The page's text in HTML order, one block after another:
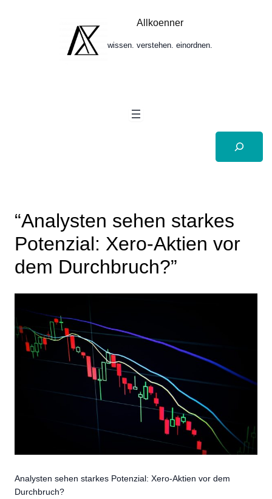
Allkoenner
wissen. verstehen. einordnen.
Suchen
“Analysten sehen starkes
Potenzial: Xero-Aktien vor
dem Durchbruch?”
Analysten sehen starkes Potenzial: Xero-Aktien vor dem
Durchbruch?